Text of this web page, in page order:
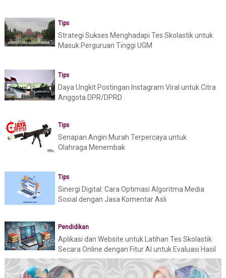
Tips
Strategi Sukses Menghadapi Tes Skolastik untuk
Masuk Perguruan Tinggi UGM
Tips
Daya Ungkit Postingan Instagram Viral untuk Citra
Anggota DPR/DPRD
Tips
Senapan Angin Murah Terpercaya untuk
Olahraga Menembak
Tips
Sinergi Digital: Cara Optimasi Algoritma Media
Sosial dengan Jasa Komentar Asli
Pendidikan
Aplikasi dan Website untuk Latihan Tes Skolastik
Secara Online dengan Fitur AI untuk Evaluasi Hasil